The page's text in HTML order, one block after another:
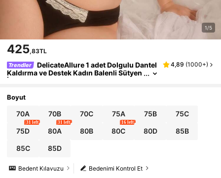
1/5
425,83TL
Trendler
DelicateAllure 1 adet Dolgulu Dantel
Kaldırma ve Destek Kadın Balenli Sütyen
İç Çamaşırı
4,89 (1000+)
Boyut
70A 70B 70C 75A 75B 75C
75D
31 left
80A
31 left
80B 80C
16 left
80D 85B
85C 85D
Bedenimi Kontrol Et
Bedent Kılavuzu